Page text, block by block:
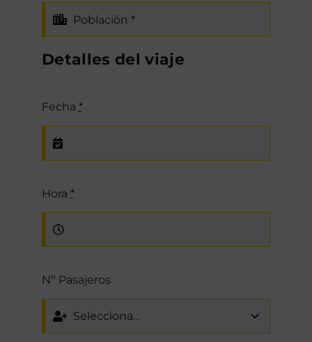
Detalles del viaje
Fecha *
Hora *
Nº Pasajeros